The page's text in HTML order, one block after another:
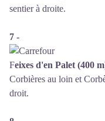
sentier à droite.
7 -
Feixes d'en Palet (400
Corbières au loin et
droit.